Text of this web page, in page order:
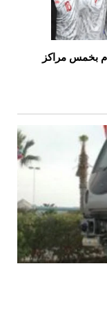
بخمس مراكز